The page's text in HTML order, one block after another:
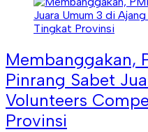
Membanggakan,
Pinrang Sabet
Volunteers
Provinsi